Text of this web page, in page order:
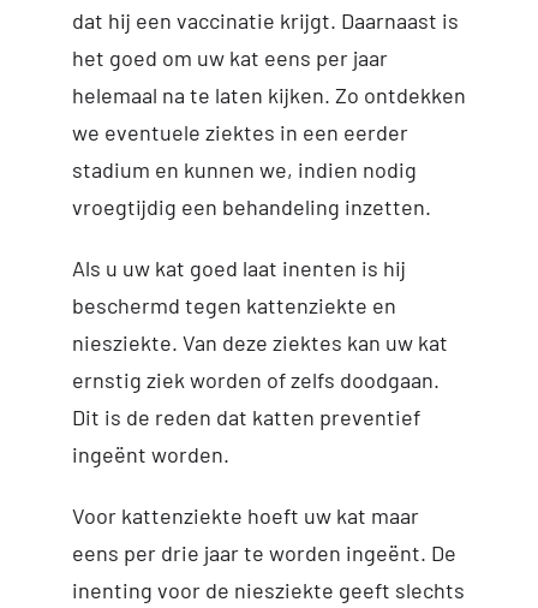
dat hij een vaccinatie krijgt. Daarnaast is
het goed om uw kat eens per jaar
helemaal na te laten kijken. Zo ontdekken
we eventuele ziektes in een eerder
stadium en kunnen we, indien nodig
vroegtijdig een behandeling inzetten.
Als u uw kat goed laat inenten is hij
beschermd tegen kattenziekte en
niesziekte. Van deze ziektes kan uw kat
ernstig ziek worden of zelfs doodgaan.
Dit is de reden dat katten preventief
ingeënt worden.
Voor kattenziekte hoeft uw kat maar
eens per drie jaar te worden ingeënt. De
inenting voor de niesziekte geeft slechts